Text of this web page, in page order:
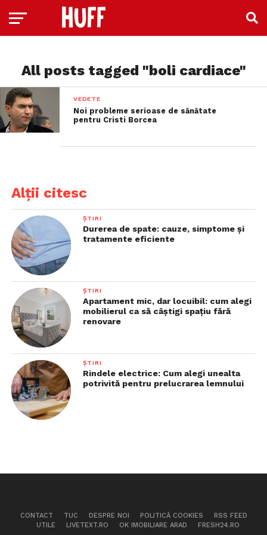
All posts tagged "boli cardiace"
VEDETE
Noi probleme serioase de sănătate
pentru Cristi Borcea
Alții citesc
ȘTIRI
Durerea de spate: cauze, simptome și
tratamente eficiente
ȘTIRI
Apartament mic, dar locuibil: cum alegi
mobilierul ca să câștigi spațiu fără
renovare
ȘTIRI
Rindele electrice: Cum alegi unealta
potrivită pentru prelucrarea lemnului
CONTACT TUC DESPRE NOI POLITICĂ COOKIES
RSS FEED
UTILE
LIVETEXT.RO OK IMOBILIARE ARAD FRESH24.RO